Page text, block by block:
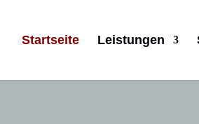
Startseite Leistungen